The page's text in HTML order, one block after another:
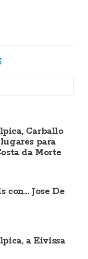
Carballo
para
da Morte
Jose De
a Eivissa